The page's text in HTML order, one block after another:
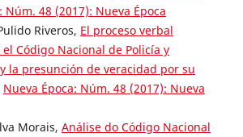
Núm. 48 (2017): Nueva Época
Riveros, El proceso verbal
Código Nacional de Policía y
la presunción de veracidad por su
Nueva Época: Núm. 48 (2017): Nueva
Morais, Análise do Código Nacional